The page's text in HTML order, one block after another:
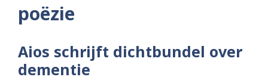
poëzie
Aios schrijft dichtbundel over
dementie